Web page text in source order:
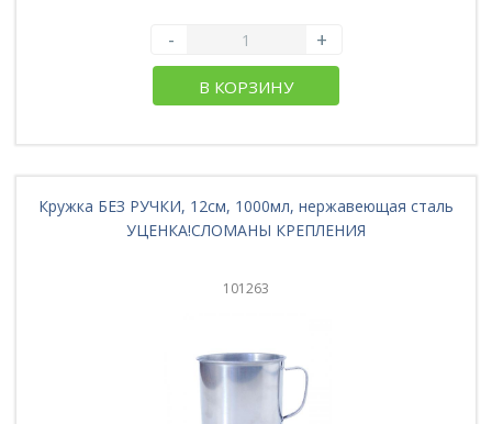
- +
В КОРЗИНУ
Кружка БЕЗ РУЧКИ, 12см, 1000мл, нержавеющая сталь
УЦЕНКА!СЛОМАНЫ КРЕПЛЕНИЯ
101263